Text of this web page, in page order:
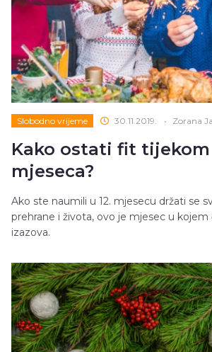
Slobodno vrijeme 30.11.2019. • Zorana
Kako ostati fit tijekom
mjeseca?
Ako ste naumili u 12. mjesecu držati se
prehrane i života, ovo je mjesec u
izazova.